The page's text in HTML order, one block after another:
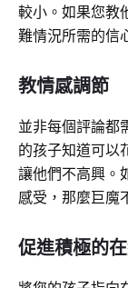
較小。如果您教
難情況所需的信
教情感調節
並非每個評論都
的孩子知道可以
讓他們不高興。
感受，那麼巨魔
促進積極的